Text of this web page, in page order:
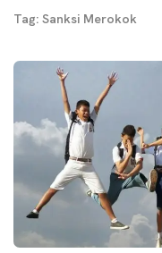
Tag: Sanksi Merokok